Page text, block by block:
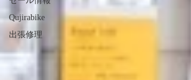
Qujirabike
出張修理